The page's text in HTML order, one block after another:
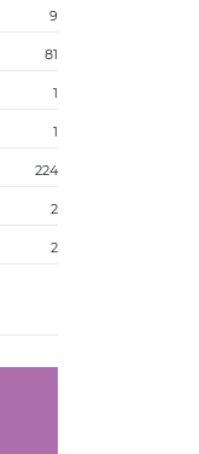
9
81
1
1
224
2
2